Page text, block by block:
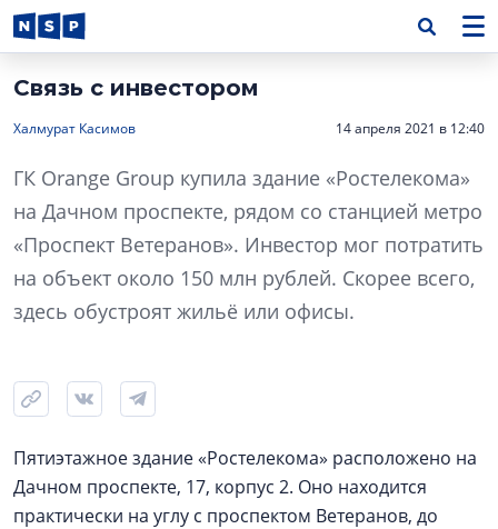
Связь с инвестором
Халмурат Касимов 14 апреля 2021 в 12:40
ГК Orange Group купила здание «Ростелекома»
на Дачном проспекте, рядом со станцией метро
«Проспект Ветеранов». Инвестор мог потратить
на объект около 150 млн рублей. Скорее всего,
здесь обустроят жильё или офисы.
Пятиэтажное здание «Ростелекома» расположено на
Дачном проспекте, 17, корпус 2. Оно находится
практически на углу с проспектом Ветеранов, до